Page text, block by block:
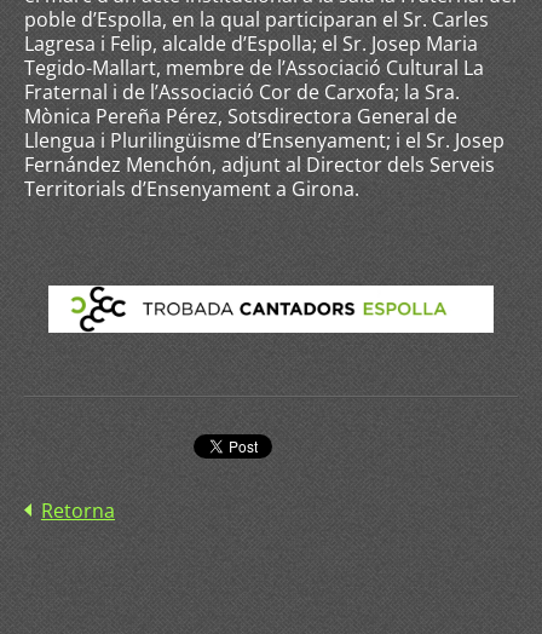
poble d’Espolla, en la qual participaran el Sr. Carles
Lagresa i Felip, alcalde d’Espolla; el Sr. Josep Maria
Tegido-Mallart, membre de l’Associació Cultural La
Fraternal i de l’Associació Cor de Carxofa; la Sra.
Mònica Pereña Pérez, Sotsdirectora General de
Llengua i Plurilingüisme d’Ensenyament; i el Sr. Josep
Fernández Menchón, adjunt al Director dels Serveis
Territorials d’Ensenyament a Girona.
Retorna